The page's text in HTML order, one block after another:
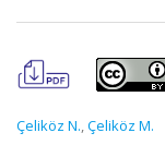
Çeliköz N.,Çeliköz M.